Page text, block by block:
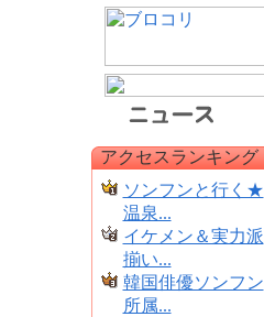
アクセスランキング
ソンフンと行く★
温泉...
イケメン＆実力派
揃い...
韓国俳優ソンフン
所属...